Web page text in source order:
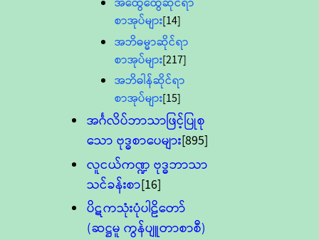
စာအုပ်များ[14]
အဘိဓမ္မာဆိုင်ရာ
စာအုပ်များ[217]
အဘိဓါန်ဆိုင်ရာ
စာအုပ်များ[15]
အင်္ဂလိပ်ဘာသာဖြင့်ပြုစု
သော ဗုဒ္ဓစာပေများ[895]
လူငယ်ကဏ္ဍ ဗုဒ္ဓဘာသာ
သင်ခန်းစာ[16]
ပိဋကသုံးပုံပါဠိတော်
(ဆဋ္ဌမူ ကွန်ပျူတာစာစီ)